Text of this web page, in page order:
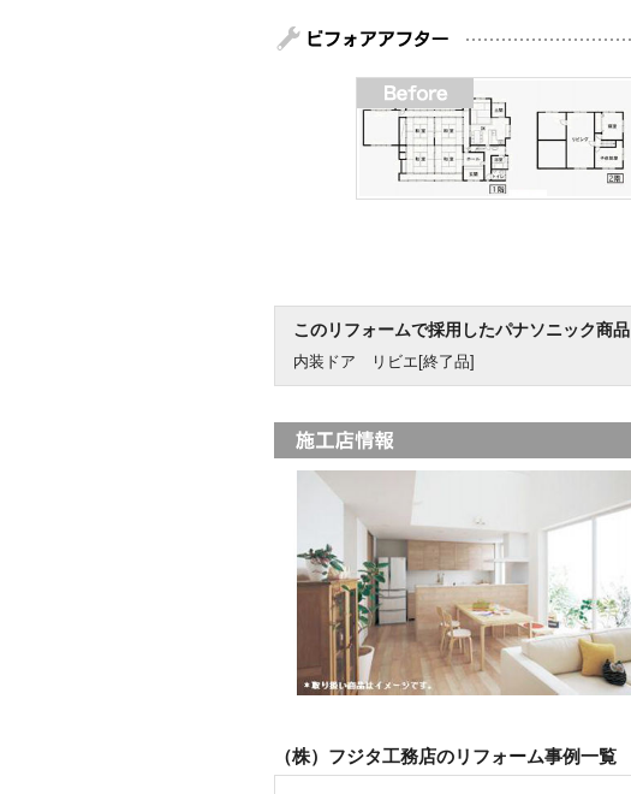
このリフォームで採用したパナソニック商品
内装ドア リビエ[終了品]
（株）フジタ工務店のリフォーム事例一覧